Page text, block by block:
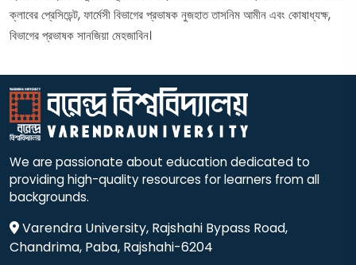
ক্লাবের প্রেসিডেন্ট, ফার্মেসী বিভাগের প্রভাষক নুজহাত তাসনিম আমীন এবং কোষাধ্যক্ষ,
বিভাগের প্রভাষক সানজিয়া মেহজাবিন।
We are passionate about education dedicated to
providing high-quality resources for learners from all
backgrounds.
Varendra University, Rajshahi Bypass Road,
Chandrima, Paba, Rajshahi-6204